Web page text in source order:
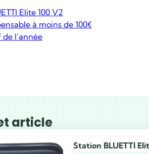
Elite 100 V2
à moins de 100€
l’année
article
Station BLUETTI